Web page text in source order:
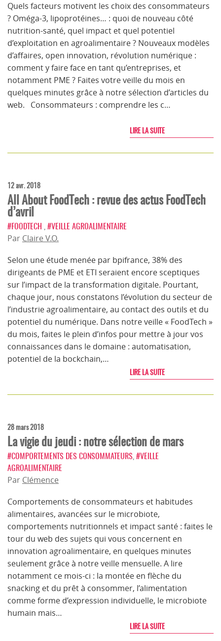
Quels facteurs motivent les choix des consommateurs
? Oméga-3, lipoprotéines… : quoi de nouveau côté
nutrition-santé, quel impact et quel potentiel
d’exploitation en agroalimentaire ? Nouveaux modèles
d’affaires, open innovation, révolution numérique :
comment y faire face en tant qu’entreprises, et
notamment PME ? Faites votre veille du mois en
quelques minutes grâce à notre sélection d’articles du
web. Consommateurs : comprendre les c…
LIRE LA SUITE
12 avr. 2018
All About FoodTech : revue des actus FoodTech
d’avril
#FOODTECH #VEILLE AGROALIMENTAIRE
Par Claire V.O.
Selon une étude menée par bpifrance, 38% des
dirigeants de PME et ETI seraient encore sceptiques
sur l’impact de la transformation digitale. Pourtant,
chaque jour, nous constatons l’évolution du secteur de
l’industrie agroalimentaire, au contact des outils et du
potentiel du numérique. Dans notre veille « FoodTech »
du mois, faites le plein d’infos pour mettre à jour vos
connaissances dans le domaine : automatisation,
potentiel de la bockchain,…
LIRE LA SUITE
28 mars 2018
La vigie du jeudi : notre sélection de mars
#COMPORTEMENTS DES CONSOMMATEURS #VEILLE
AGROALIMENTAIRE
Par Clémence
Comportements de consommateurs et habitudes
alimentaires, avancées sur le microbiote,
comportements nutritionnels et impact santé : faites le
tour du web des sujets qui vous concernent en
innovation agroalimentaire, en quelques minutes
seulement grâce à notre veille mensuelle. A lire
notamment ce mois-ci : la montée en flèche du
snacking et du prêt à consommer, l’alimentation
comme forme d’expression individuelle, le microbiote
humain mais…
LIRE LA SUITE